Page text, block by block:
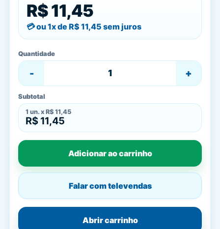
R$ 11,45
ou 1x de R$ 11,45 sem juros
Quantidade
- +
Subtotal
1 un. x R$ 11,45
R$ 11,45
Adicionar ao carrinho
Falar com televendas
Abrir carrinho